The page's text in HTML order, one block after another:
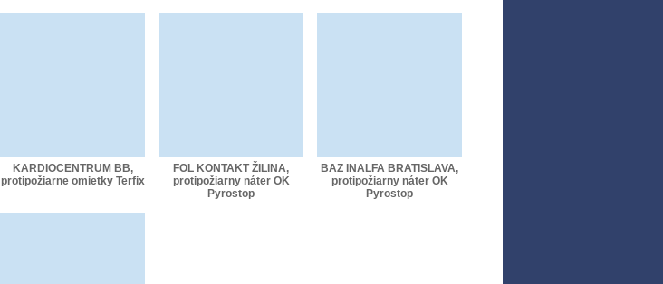
KARDIOCENTRUM BB,
protipožiarne omietky Terfix
FOL KONTAKT ŽILINA,
protipožiarny náter OK
Pyrostop
BAZ INALFA BRATISLAVA,
protipožiarny náter OK
Pyrostop